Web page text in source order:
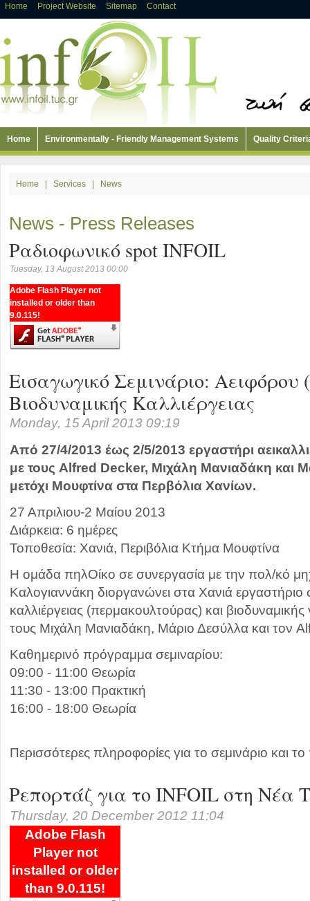
Home Project Website Sitemap Contact
Home Environmentally - Friendly Management Systems Quality
Home Services News
News - Press Releases
Ραδιοφωνικό spot INFOIL
Tuesday, 13 August 2013 00:00
Adobe Flash Player not
installed or older than
9.0.115!
Εισαγωγικό Σεμινάριο: Αειφόρου
Βιοδυναμικής Καλλιέργειας
Monday, 15 April 2013 09:19
Από 27/4/2013 έως 2/5/2013 εργαστήρι
με τους Alfred Decker, Μιχάλη Μανιαδάκη και
μετόχι Μουφτίνα στα Περβόλια Χανίων.
27 Απριλιου-2 Μαίου 2013
Διάρκεια: 6 ημέρες
Τοποθεσία: Χανιά, Περιβόλια Κτήμα Μουφτίνα
H ομάδα πηλΟίκο σε συνεργασία με την πολ/κό
Καλογιαννάκη διοργανώνει στα Χανιά εργαστήριο
καλλιέργειας (περμακουλτούρας) και βιοδυναμικής
τους Μιχάλη Μανιαδάκη, Μάριο Δεσύλλα και τον
Καθημερινό πρόγραμμα σεμιναρίου:
09:00 - 11:00 Θεωρία
11:30 - 13:00 Πρακτική
16:00 - 18:00 Θεωρία
Περισσότερες πληροφορίες για το σεμινάριο και
Ρεπορτάζ για το INFOIL στη Νέα
Thursday, 20 December 2012 11:04
Adobe Flash
Player not
installed or older
than 9.0.115!